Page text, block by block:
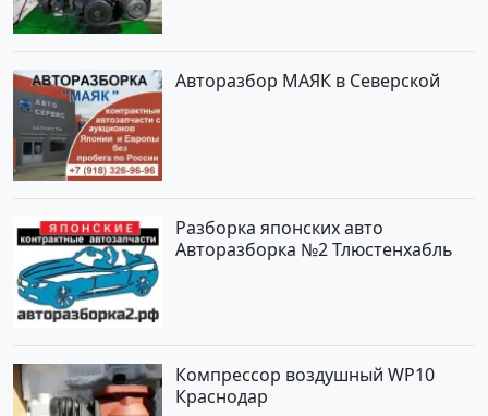
Авторазбор МАЯК в Северской
Разборка японских авто
Авторазборка №2 Тлюстенхабль
Компрессор воздушный WP10
Краснодар